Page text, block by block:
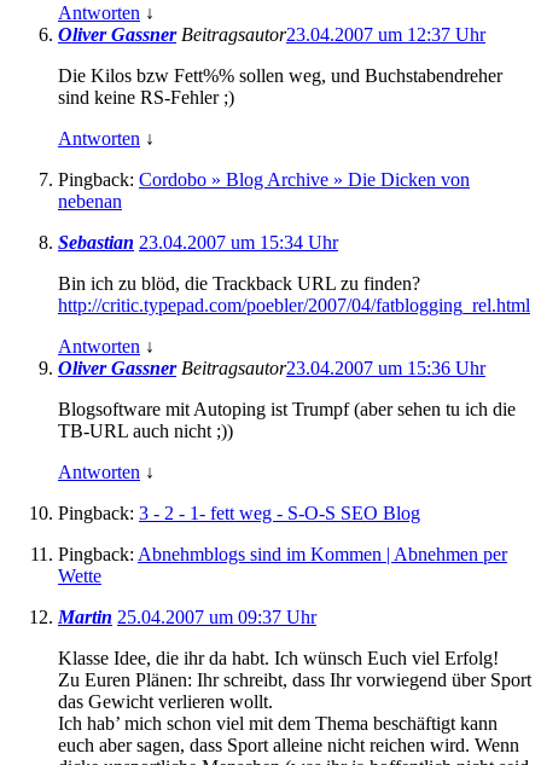
Antworten ↓
Oliver Gassner Beitragsautor23.04.2007 um 12:37 Uhr
Die Kilos bzw Fett%% sollen weg, und Buchstabendreher
sind keine RS-Fehler ;)
Antworten ↓
Pingback: Cordobo » Blog Archive » Die Dicken von
nebenan
Sebastian 23.04.2007 um 15:34 Uhr
Bin ich zu blöd, die Trackback URL zu finden?
http://critic.typepad.com/poebler/2007/04/fatblogging_rel.html
Antworten ↓
Oliver Gassner Beitragsautor23.04.2007 um 15:36 Uhr
Blogsoftware mit Autoping ist Trumpf (aber sehen tu ich die
TB-URL auch nicht ;))
Antworten ↓
Pingback: 3 - 2 - 1- fett weg - S-O-S SEO Blog
Pingback: Abnehmblogs sind im Kommen | Abnehmen per
Wette
Martin 25.04.2007 um 09:37 Uhr
Klasse Idee, die ihr da habt. Ich wünsch Euch viel Erfolg!
Zu Euren Plänen: Ihr schreibt, dass Ihr vorwiegend über Sport
das Gewicht verlieren wollt.
Ich hab’ mich schon viel mit dem Thema beschäftigt kann
euch aber sagen, dass Sport alleine nicht reichen wird. Wenn